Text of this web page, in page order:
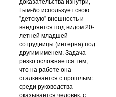
Гым-бо использует свою
"детскую" внешность и
внедряется под видом 20-
летней младшей
сотрудницы (интерна) под
другим именем. Задача
резко осложняется тем,
что на работе она
сталкивается с прошлым:
среди руководства
оказывается человек, с